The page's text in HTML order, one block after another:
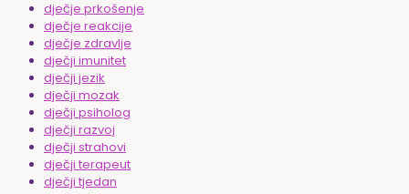
dječje prkošenje
dječje reakcije
dječje zdravlje
dječji imunitet
dječji jezik
dječji mozak
dječji psiholog
dječji razvoj
dječji strahovi
dječji terapeut
dječji tjedan